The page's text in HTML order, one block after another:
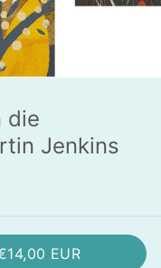
die
Jenkins
EUR